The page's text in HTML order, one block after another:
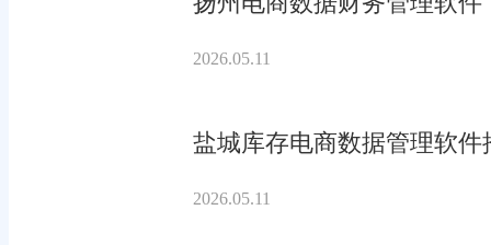
2026.05.11
盐城库存电商数据管理软件
2026.05.11